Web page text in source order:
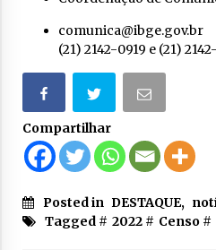
comunica@ibge.gov.br
(21) 2142-0919 e (21)
Compartilhar
Posted in DESTAQUE,
Tagged # 2022# Censo#